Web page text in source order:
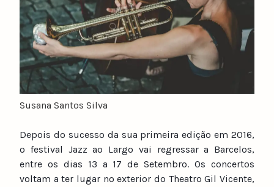
Susana Santos Silva
Depois do sucesso da sua primeira edição em 2016,
o festival Jazz ao Largo vai regressar a Barcelos,
entre os dias 13 a 17 de Setembro.Os concertos
voltam a ter lugar no exterior do Theatro Gil Vicente,